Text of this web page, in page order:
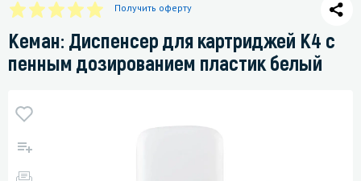
Получить оферту
Кеман: Диспенсер для картриджей K4 с
пенным дозированием пластик белый